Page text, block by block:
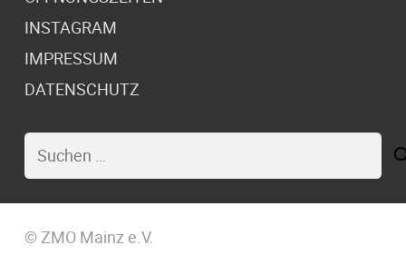
INSTAGRAM
IMPRESSUM
DATENSCHUTZ
Suchen
nach:
© ZMO Mainz e.V.